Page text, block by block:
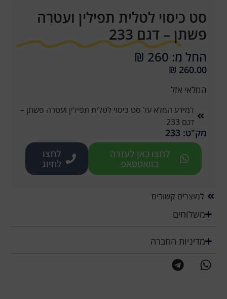
סט כיסוי לטלית תפילין ועטרה
פשתן – דגם 233
החל מ: 260 ₪
₪ 260.00
המלאי אזל
למידע המלא על סט כיסוי לטלית תפילין ועטרה פשתן –
דגם 233
מק"ט: 233
לחצו כאן לעזרה
בוואטסאפ
לחצו
לחיוג
למוצרים קשורים
משלוחים
מדיניות החברה